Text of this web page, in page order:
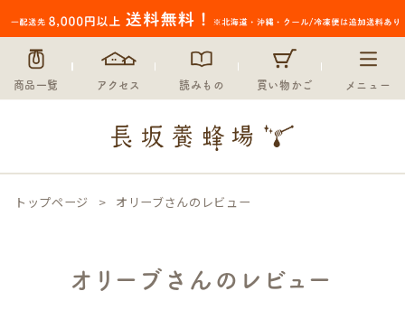
商品一覧 アクセス 読みもの 買い物かご メニュー
トップページ オリーブさんのレビュー
オリーブさんのレビュー